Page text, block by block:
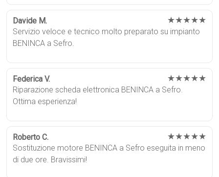
Davide M. ★★★★★
Servizio veloce e tecnico molto preparato su impianto
BENINCA a Sefro.
Federica V. ★★★★★
Riparazione scheda elettronica BENINCA a Sefro.
Ottima esperienza!
Roberto C. ★★★★★
Sostituzione motore BENINCA a Sefro eseguita in meno
di due ore. Bravissimi!